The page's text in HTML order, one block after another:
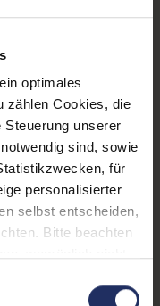
optimales
zählen Cookies, die
Steuerung unserer
sind, sowie
für
personalisierter
selbst entscheiden,
Bitte beachten
i7 1185G7 @ 3,0